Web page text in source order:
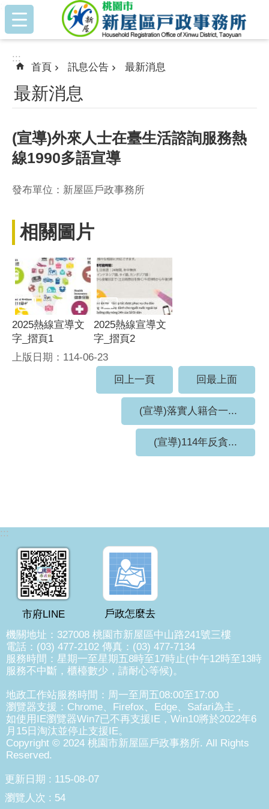
跳到主要內容區塊
:::
:::
首頁 訊息公告 最新消息
最新消息
(宣導)外來人士在臺生活諮詢服務熱
線1990多語宣導
發布單位：新屋區戶政事務所
相關圖片
2025熱線宣導文
字_摺頁1
2025熱線宣導文
字_摺頁2
上版日期：114-06-23
回上一頁
回最上面
(宣導)落實人籍合一...
(宣導)114年反貪...
:::
市府LINE
戶政怎麼去
機關地址：327008 桃園市新屋區中山路241號三樓
電話：(03) 477-2102 傳真：(03) 477-7134
服務時間：星期一至星期五8時至17時止(中午12時至13時
服務不中斷，櫃檯數少，請耐心等候)。
地政工作站服務時間：周一至周五08:00至17:00
瀏覽器支援：Chrome、Firefox、Edge、Safari為主，
如使用IE瀏覽器Win7已不再支援IE，Win10將於2022年6
月15日淘汰並停止支援IE。
Copyright © 2024 桃園市新屋區戶政事務所. All Rights
Reserved.
更新日期
115-08-07
瀏覽人次
54